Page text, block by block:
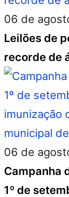
06 de
Leilões de
recorde de
06 de
Campanha
1º de